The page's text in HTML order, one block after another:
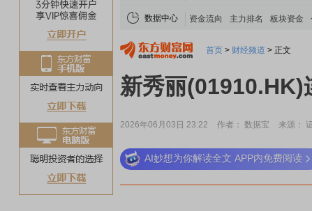
数据中心 资金流向 主力排名 板块资金
首页 > 财经频道 > 正文
新秀丽
2026年06月03日 23:22 作者： 数据宝 来源：
AI妙想为你解读全文 APP内免费阅读
稀